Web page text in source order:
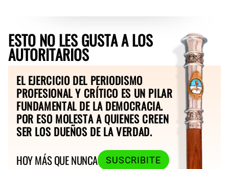
ESTO NO LES GUSTA A LOS
AUTORITARIOS
EL EJERCICIO DEL PERIODISMO
PROFESIONAL Y CRÍTICO ES UN PILAR
FUNDAMENTAL DE LA DEMOCRACIA.
POR ESO MOLESTA A QUIENES CREEN
SER LOS DUEÑOS DE LA VERDAD.
HOY MÁS QUE NUNCA
SUSCRIBITE